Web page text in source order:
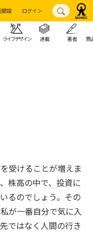
開設 ログイン
ライフデザイン 連載 著者 商
受けることが増えま
株高の中で、投資に
るのでしょう。その
が一番自分で気に入
ではなく人間の行き